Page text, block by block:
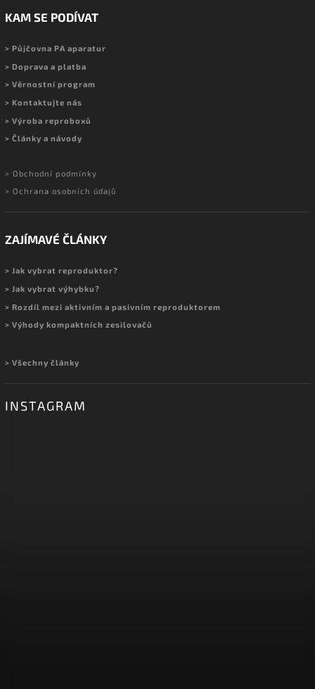
KAM SE PODÍVAT
> Půjčovna PA aparatur
> Doprava a platba
> Věrnostní program
> Kontaktujte nás
> Výroba reproboxů
> Články a návody
> Obchodní podmínky
> Ochrana osobních údajů
ZAJÍMAVÉ ČLÁNKY
> Jak vybrat reproduktor?
> Jak vybrat výhybku?
> Rozdíl mezi aktivním a pasivním reproduktorem
> Výhody kompaktních zesilovačů
> Všechny články
INSTAGRAM